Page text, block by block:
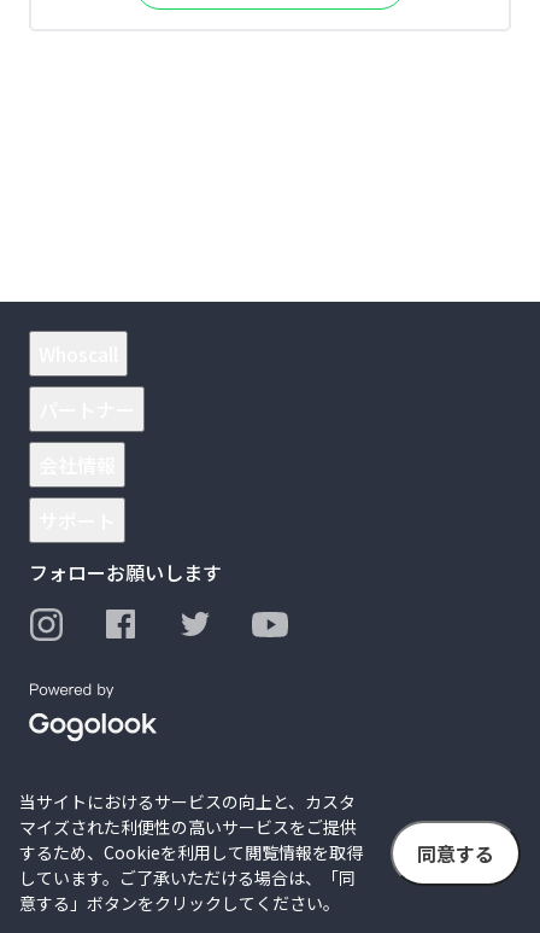
フォローお願いします
© 2026 Gogolook. All Rights Reserved.
個⼈情報保護⽅針
サイト利用規約
当サイトにおけるサービスの向上と、カスタ
マイズされた利便性の高いサービスをご提供
するため、Cookieを利用して閲覧情報を取得
しています。ご了承いただける場合は、「同
意する」ボタンをクリックしてください。
同意する